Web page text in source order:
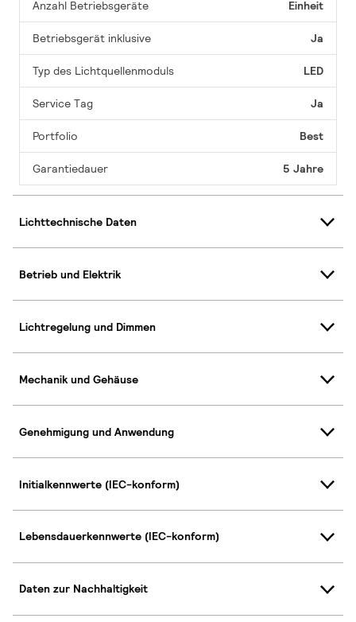
Anzahl Betriebsgeräte Einheit
Betriebsgerät inklusive Ja
Typ des Lichtquellenmoduls LED
Service Tag Ja
Portfolio Best
Garantiedauer 5 Jahre
Lichttechnische Daten
Betrieb und Elektrik
Lichtregelung und Dimmen
Mechanik und Gehäuse
Genehmigung und Anwendung
Initialkennwerte (IEC-konform)
Lebensdauerkennwerte (IEC-konform)
Daten zur Nachhaltigkeit